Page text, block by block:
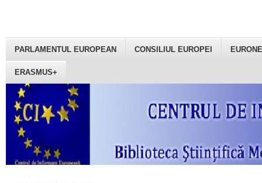
PARLAMENTUL EUROPEAN CONSILIUL EUROPEI
ERASMUS+